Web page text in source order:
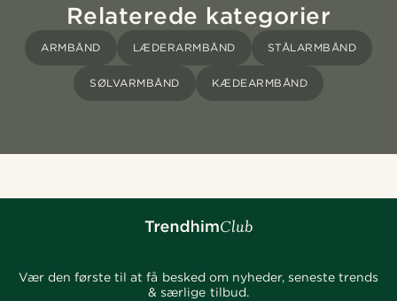
Relaterede kategorier
ARMBÅND LÆDERARMBÅND STÅLARMBÅND
SØLVARMBÅND KÆDEARMBÅND
Vær den første til at få besked om nyheder, seneste trends
& særlige tilbud.